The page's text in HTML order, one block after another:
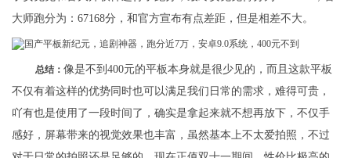
大师跑分为：67168分，和官方宣布有点差距，但是相差不大。
总结： 像是不到400元的平板本身就是很少见的，而且这款平板
不仅有着这样的优势同时也可以满足我们日常的需求，难得可贵，
吖有也是使用了一段时间了，确实是拿起来就不想再放下，不仅手
感好，屏幕带来的视觉效果也丰富，虽然基本上不太爱拍照，不过